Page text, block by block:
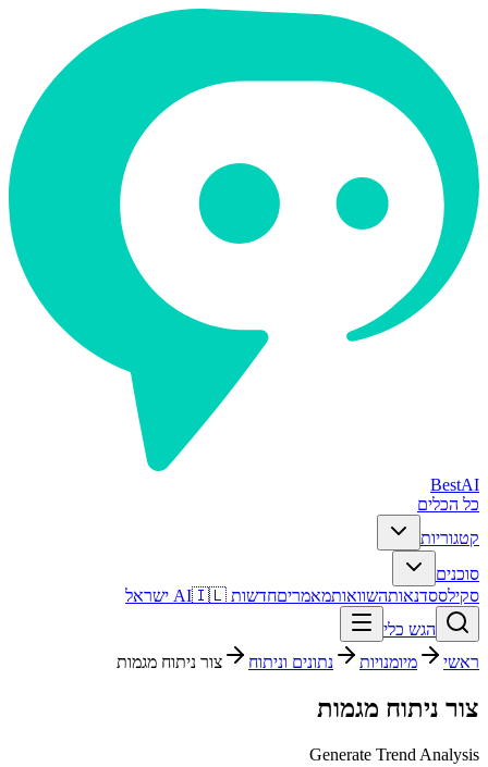
BestAI
כל הכלים
קטגוריות
סוכנים
סקילססדנאותהשוואותמאמריםחדשות AI 🇮🇱 ישראל
הגש כלי
ראשי
מיומנויות נתונים וניתוח צור ניתוח מגמות
צור ניתוח מגמות
Generate Trend Analysis